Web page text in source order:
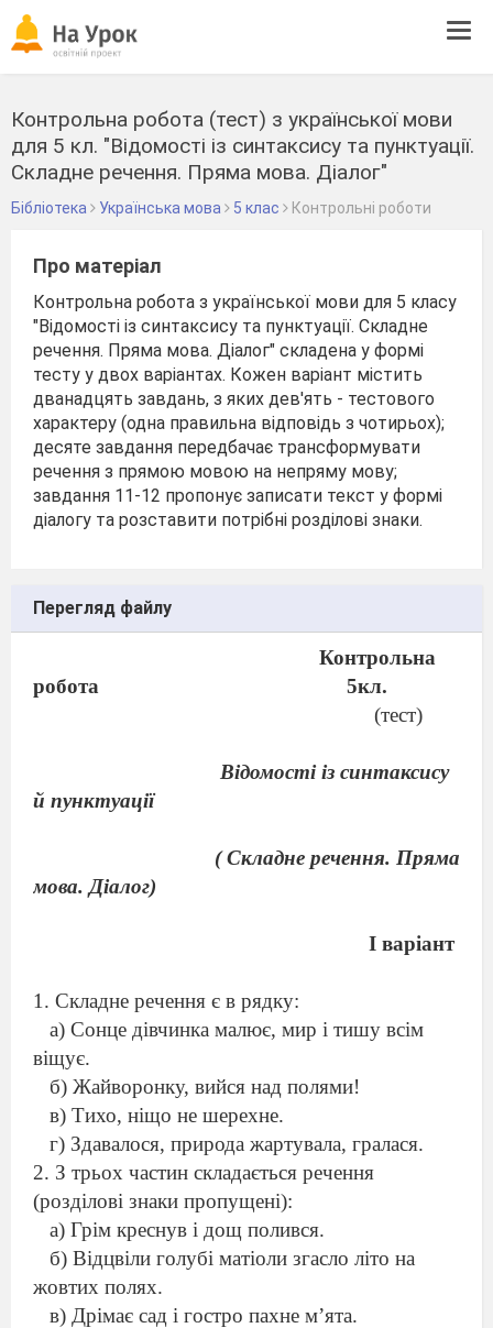
Контрольна робота (тест) з української мови
для 5 кл. "Відомості із синтаксису та пунктуації.
Складне речення. Пряма мова. Діалог"
Бібліотека Українська мова 5 клас Контрольні роботи
Про матеріал
Контрольна робота з української мови для 5 класу
"Відомості із синтаксису та пунктуації. Складне
речення. Пряма мова. Діалог" складена у формі
тесту у двох варіантах. Кожен варіант містить
дванадцять завдань, з яких дев'ять - тестового
характеру (одна правильна відповідь з чотирьох);
десяте завдання передбачає трансформувати
речення з прямою мовою на непряму мову;
завдання 11-12 пропонує записати текст у формі
діалогу та розставити потрібні розділові знаки.
Перегляд файлу
Контрольна
робота
5кл.
(тест)
Відомості із синтаксису
й пунктуації
( Складне речення. Пряма
мова. Діалог)
І варіант
1. Складне речення є в рядку:
а) Сонце дівчинка малює, мир і тишу всім
віщує.
б) Жайворонку, вийся над полями!
в) Тихо, ніщо не шерехне.
г) Здавалося, природа жартувала, гралася.
2. З трьох частин складається речення
(розділові знаки пропущені):
а) Грім креснув і дощ полився.
б) Відцвіли голубі матіоли згасло літо на
жовтих полях.
в) Дрімає сад і гостро пахне м’ята.